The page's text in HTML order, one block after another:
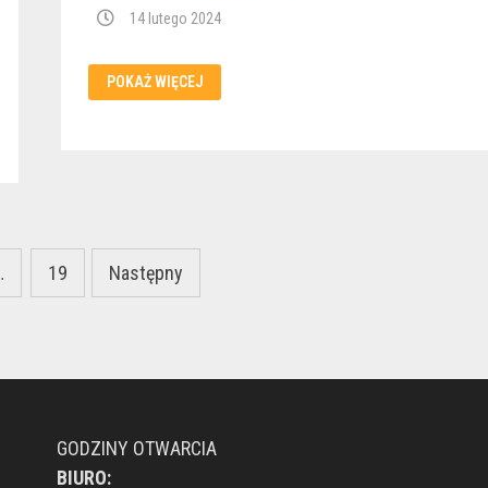
14 lutego 2024
BAL
MASKOWY
SENIORÓW
POKAŻ WIĘCEJ
19 Następny
GODZINY OTWARCIA
BIURO: